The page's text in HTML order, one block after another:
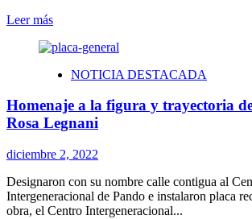
Leer másLeer
sobre
Deportiva
Sueños
realizó
muestra
anual
de
sus
talleres
NOTICIA DESTACADA
Homenaje a la figura y trayectoria
Rosa Legnani
diciembre 2, 2022
Designaron con su nombre calle contigua al
Intergeneracional de Pando e instalaron placa
obra, el Centro Intergeneracional...